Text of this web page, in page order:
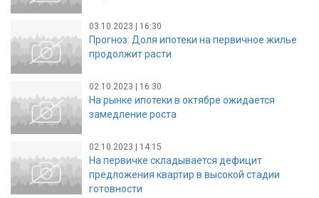
03.10.2023 | 16:30
Прогноз: Доля ипотеки на первичное жилье
продолжит расти
02.10.2023 | 16:30
На рынке ипотеки в октябре ожидается
замедление роста
02.10.2023 | 14:15
На первичке складывается дефицит
предложения квартир в высокой стадии
готовности